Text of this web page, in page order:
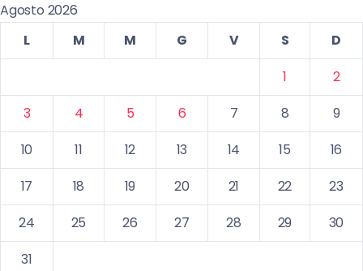
Agosto 2026
L
M M G V S
D
1
2
3
4 5 6 7 8
9
10
11 12 13 14 15
16
17
18 19 20 21 22
23
24
25 26 27 28 29
30
31